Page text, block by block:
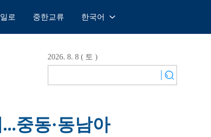
로 중한교류 한국어
English
Español
日本語
2026. 8. 8 ( 토 )
중동·동남아